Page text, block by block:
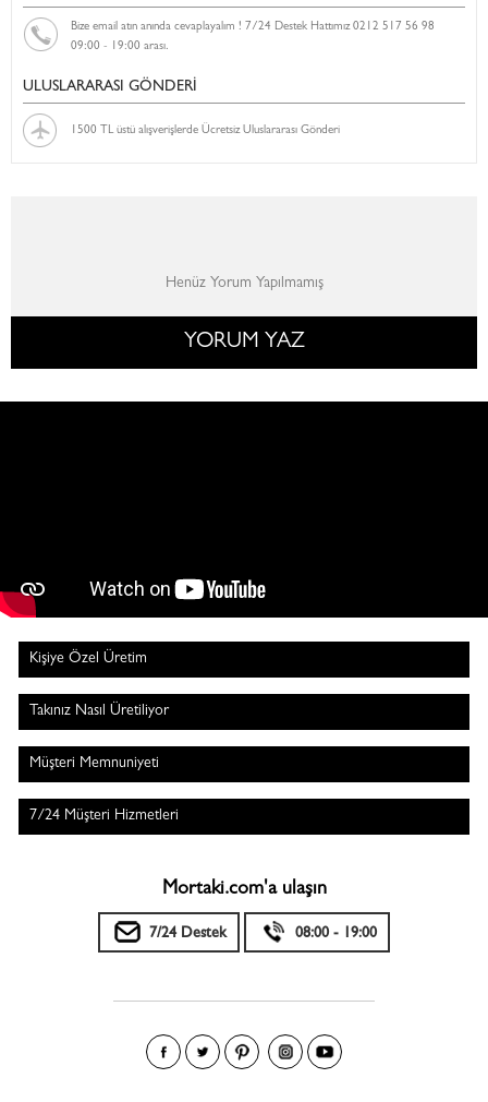
Bize email atın anında cevaplayalım ! 7/24 Destek Hattımız 0212 517 56 98
09:00 - 19:00 arası.
ULUSLARARASI GÖNDERİ
1500 TL üstü alışverişlerde Ücretsiz Uluslararası Gönderi
Henüz Yorum Yapılmamış
YORUM YAZ
Kişiye Özel Üretim
Takınız Nasıl Üretiliyor
Müşteri Memnuniyeti
7/24 Müşteri Hizmetleri
Mortaki.com'a ulaşın
7/24 Destek 08:00 - 19:00